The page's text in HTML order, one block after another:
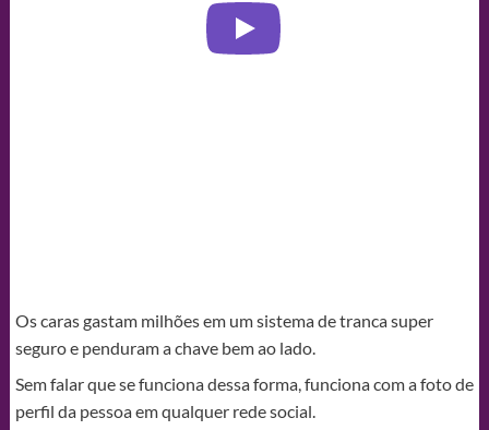
Os caras gastam milhões em um sistema de tranca super
seguro e penduram a chave bem ao lado.
Sem falar que se funciona dessa forma, funciona com a foto de
perfil da pessoa em qualquer rede social.